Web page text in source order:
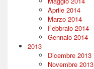
Aprile 2014
Marzo 2014
Febbraio 2014
Gennaio 2014
2013
Dicembre 2013
Novembre 2013